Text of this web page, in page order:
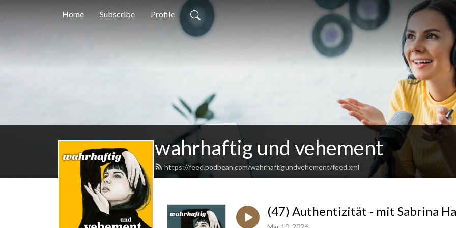
Home Subscribe Profile
wahrhaftig und vehement
https://feed.podbean.com/wahrhaftigundvehement/feed.xml
(47) Authentizität - mit Sabrina